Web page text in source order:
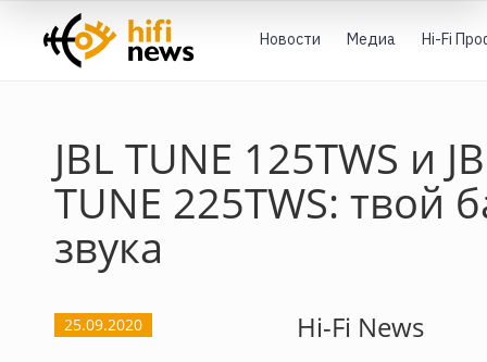
Новости Медиа Hi-Fi
JBL TUNE 125TWS и
TUNE 225TWS: твой
звука
25.09.2020 Hi-Fi News